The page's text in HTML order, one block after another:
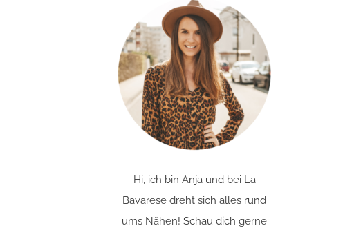
Hi, ich bin Anja und bei La
Bavarese dreht sich alles rund
ums Nähen! Schau dich gerne